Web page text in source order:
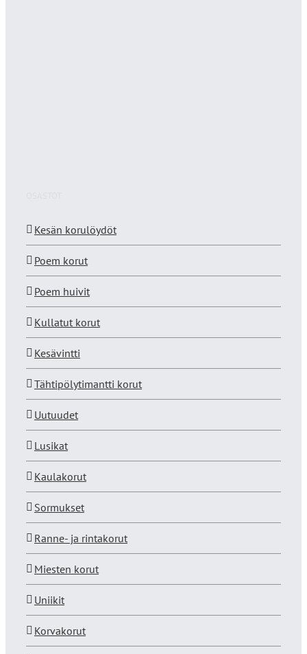
Kesän korulöydöt
Poem korut
Poem huivit
Kullatut korut
Kesävintti
Tähtipölytimantti korut
Uutuudet
Lusikat
Kaulakorut
Sormukset
Ranne- ja rintakorut
Miesten korut
Uniikit
Korvakorut